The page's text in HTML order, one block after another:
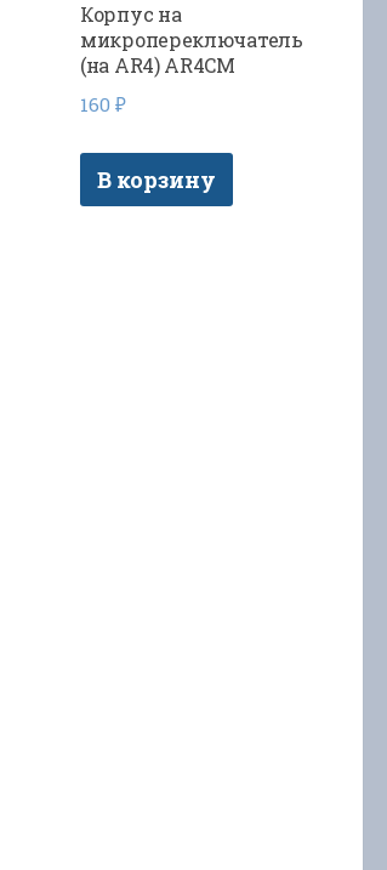
Корпус на
микропереключатель
(на AR4) AR4CM
160₽
В корзину